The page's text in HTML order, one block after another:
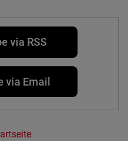
via RSS
via Email